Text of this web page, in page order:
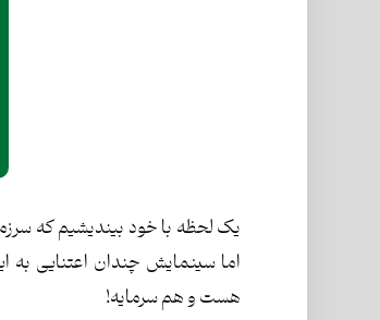
یک لحظه با خود بیندیشیم که
اما سينمایش چندان اعتنایی
هست و هم سرمایه!